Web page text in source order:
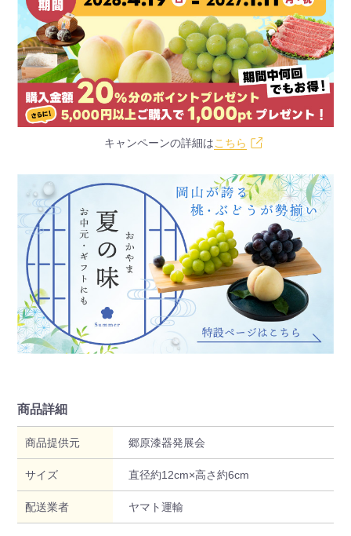
キャンペーンの詳細はこちら
商品詳細
商品提供元 郷原漆器発展会
サイズ 直径約12cm×高さ約6cm
配送業者 ヤマト運輸